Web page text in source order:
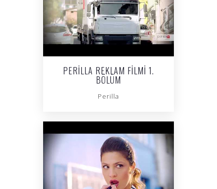
PERILLA REKLAM FILMI 1.
BÖLÜM
Perilla